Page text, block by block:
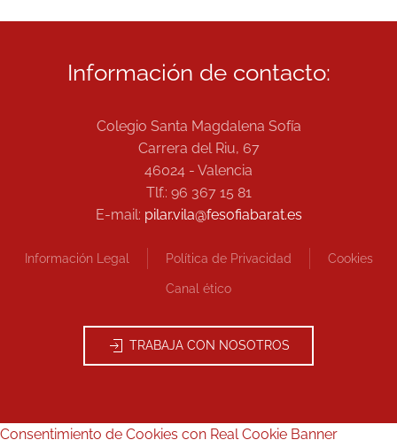
Información de contacto:
Colegio Santa Magdalena Sofía
Carrera del Riu, 67
46024 - Valencia
Tlf.: 96 367 15 81
E-mail: pilar.vila@fesofiabarat.es
Información Legal Política de Privacidad Cookies
Canal ético
TRABAJA CON NOSOTROS
Consentimiento de Cookies con Real Cookie Banner